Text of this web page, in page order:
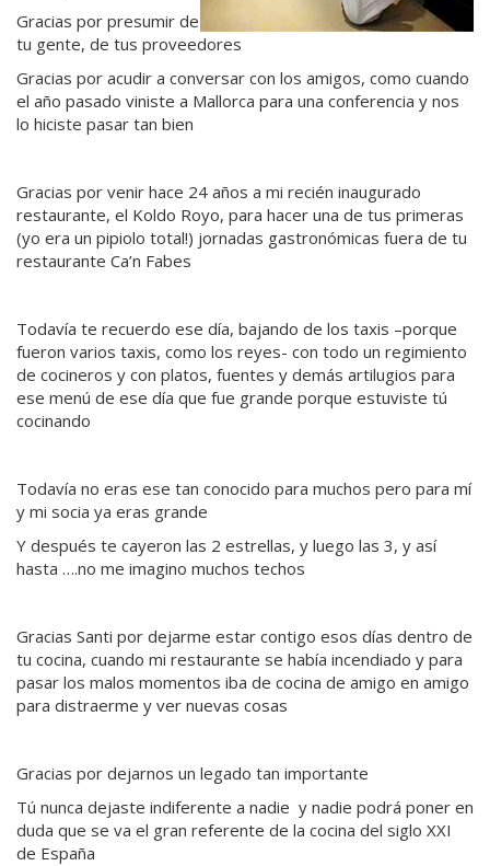
Gracias por presumir de
tu gente, de tus proveedores
Gracias por acudir a conversar con los amigos, como cuando
el año pasado viniste a Mallorca para una conferencia y nos
lo hiciste pasar tan bien
Gracias por venir hace 24 años a mi recién inaugurado
restaurante, el Koldo Royo, para hacer una de tus primeras
(yo era un pipiolo total!) jornadas gastronómicas fuera de tu
restaurante Ca’n Fabes
Todavía te recuerdo ese día, bajando de los taxis –porque
fueron varios taxis, como los reyes- con todo un regimiento
de cocineros y con platos, fuentes y demás artilugios para
ese menú de ese día que fue grande porque estuviste tú
cocinando
Todavía no eras ese tan conocido para muchos pero para mí
y mi socia ya eras grande
Y después te cayeron las 2 estrellas, y luego las 3, y así
hasta ….no me imagino muchos techos
Gracias Santi por dejarme estar contigo esos días dentro de
tu cocina, cuando mi restaurante se había incendiado y para
pasar los malos momentos iba de cocina de amigo en amigo
para distraerme y ver nuevas cosas
Gracias por dejarnos un legado tan importante
Tú nunca dejaste indiferente a nadie y nadie podrá poner en
duda que se va el gran referente de la cocina del siglo XXI
de España